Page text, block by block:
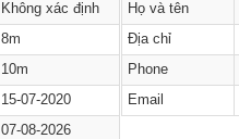
Không xác định
8m
10m
15-07-2020
07-08-2026
Họ và tên
Địa chỉ
Phone
Email